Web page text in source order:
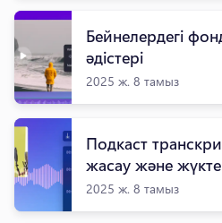
Бейнелердегі
әдістері
2025 ж. 8 тамыз
Подкаст
жасау және
2025 ж. 8 тамыз